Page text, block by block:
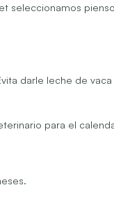
seleccionamos
darle leche de
para el